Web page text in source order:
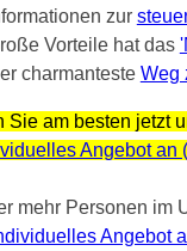
zur
Vorteile hat das
charmanteste Weg
Sie am besten jetzt
Angebot an
mehr Personen im
Angebot